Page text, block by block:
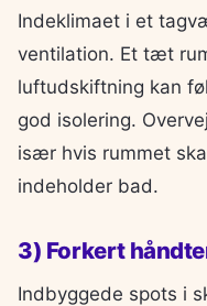
Indeklimaet i et
ventilation. Et tæt
luftudskiftning kan
god isolering.
især hvis rummet
indeholder bad.
3) Forkert
Indbyggede spots i